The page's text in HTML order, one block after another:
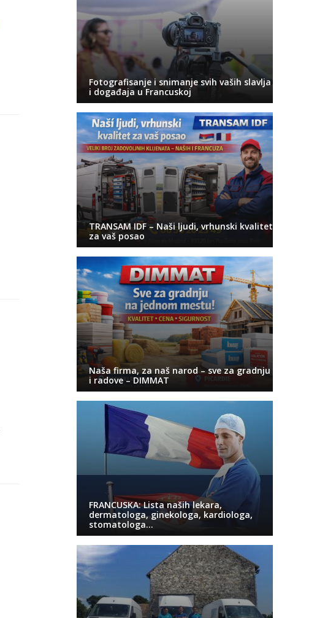
Fotografisanje i snimanje svih vaših slavlja
i događaja u Francuskoj
TRANSAM IDF – Naši ljudi, vrhunski kvalitet
za vaš posao
Naša firma, za naš narod – sve za gradnju
i radove – DIMMAT
FRANCUSKA: Lista naših lekara,
dermatologa, ginekologa, kardiologa,
stomatologa…